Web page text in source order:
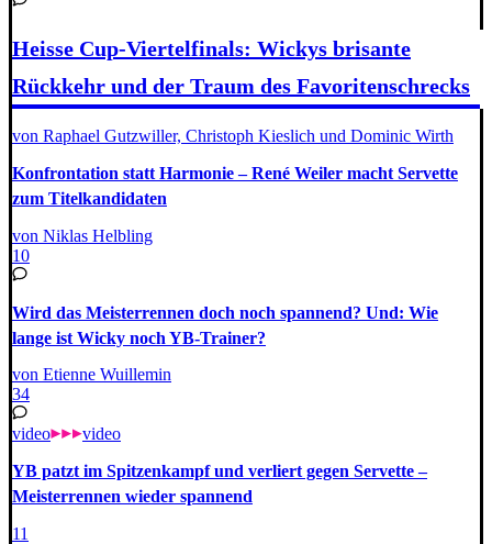
Heisse Cup-Viertelfinals: Wickys brisante
Rückkehr und der Traum des Favoritenschrecks
von Raphael Gutzwiller, Christoph Kieslich und Dominic Wirth
Konfrontation statt Harmonie – René Weiler macht Servette
zum Titelkandidaten
von Niklas Helbling
10
Wird das Meisterrennen doch noch spannend? Und: Wie
lange ist Wicky noch YB-Trainer?
von Etienne Wuillemin
34
video video
YB patzt im Spitzenkampf und verliert gegen Servette –
Meisterrennen wieder spannend
11